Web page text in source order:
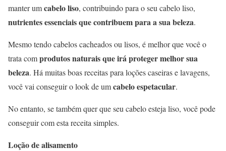
manter umcabelo liso, contribuindo para o seu cabelo liso,
nutrientes essenciais que contribuem para a sua beleza.
Mesmo tendo cabelos cacheados ou lisos, é melhor que você o
trata comprodutos naturais que irá proteger melhor sua
beleza. Há muitas boas receitas para loções caseiras e lavagens,
você vai conseguir o look de umcabelo espetacular.
No entanto, se também quer que seu cabelo esteja liso, você pode
conseguir com esta receita simples.
Loção de alisamento